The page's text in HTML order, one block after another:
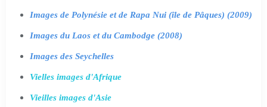
Images de Polynésie et de Rapa Nui (île de Pâques) (2009)
Images du Laos et du Cambodge (2008)
Images des Seychelles
Vielles images d'Afrique
Vieilles images d'Asie